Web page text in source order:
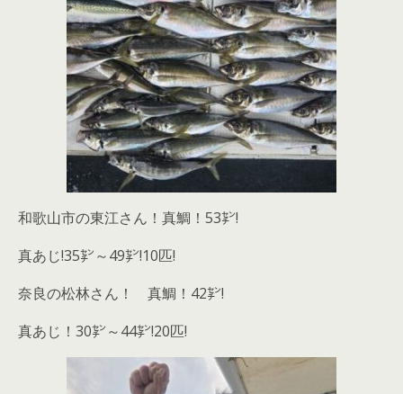
和歌山市の東江さん！真鯛！53㌢!
真あじ!35㌢～49㌢!10匹!
奈良の松林さん！ 真鯛！42㌢!
真あじ！30㌢～44㌢!20匹!